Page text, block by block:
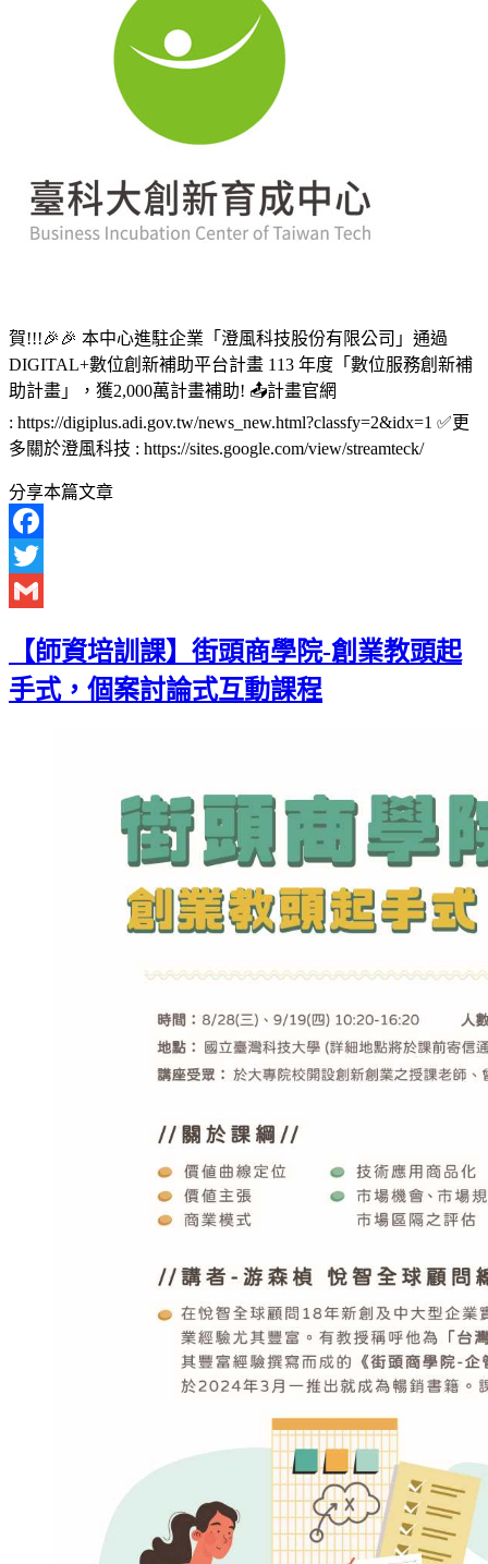
賀!!!🎉🎉 本中心進駐企業「澄風科技股份有限公司」通過
DIGITAL+數位創新補助平台計畫 113 年度「數位服務創新補
助計畫」，獲2,000萬計畫補助! 📤計畫官網
: https://digiplus.adi.gov.tw/news_new.html?classfy=2&idx=1 ✅更
多關於澄風科技 : https://sites.google.com/view/streamteck/
分享本篇文章
Facebook
Twitter
【師資培訓課】街頭商學院-創業教頭起
手式，個案討論式互動課程